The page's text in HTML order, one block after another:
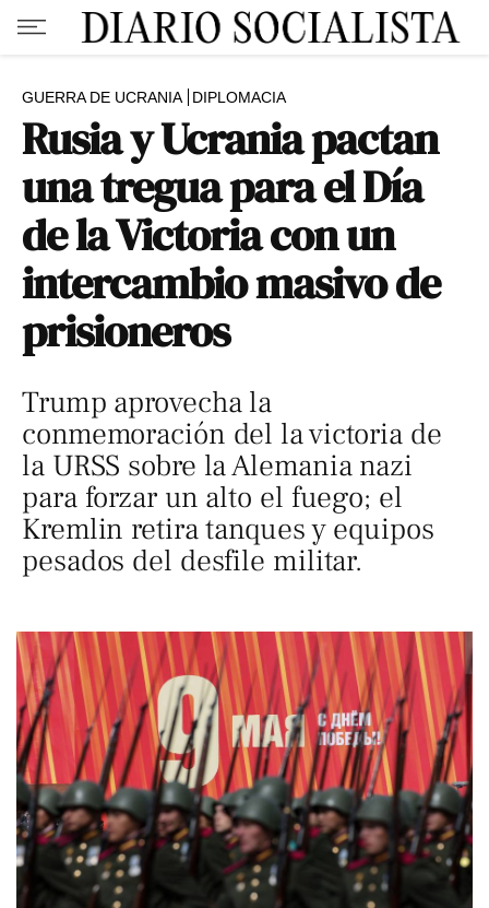
GUERRA DE UCRANIA DIPLOMACIA
Rusia y Ucrania pactan
una tregua para el Día
de la Victoria con un
intercambio masivo de
prisioneros
Trump aprovecha la
conmemoración del la victoria de
la URSS sobre la Alemania nazi
para forzar un alto el fuego; el
Kremlin retira tanques y equipos
pesados del desfile militar.